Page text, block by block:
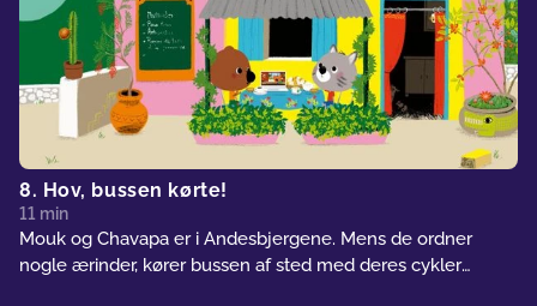
8. Hov, bussen kørte!
11 min
Mouk og Chavapa er i Andesbjergene. Mens de ordner
nogle ærinder, kører bussen af sted med deres cykler